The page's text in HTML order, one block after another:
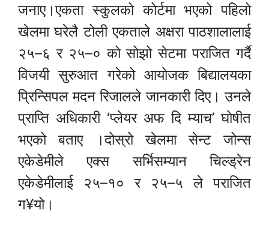
जनाए।एकता स्कुलको कोर्टमा भएको पहिलो
खेलमा घरेलै टोली एकताले अक्षरा पाठशालालाई
२५–६ र २५–० को सोझो सेटमा पराजित गर्दै
विजयी सुरुआत गरेको आयोजक बिद्यालयका
प्रिन्सिपल मदन रिजालले जानकारी दिए। उनले
प्राप्ति अधिकारी ‘प्लेयर अफ दि म्याच’ घोषीत
भएको बताए ।दोस्रो खेलमा सेन्ट जोन्स
एकेडेमीले एक्स सर्भिसम्यान चिल्ड्रेन
एकेडेमीलाई २५–१० र २५–५ ले पराजित
ग¥यो।